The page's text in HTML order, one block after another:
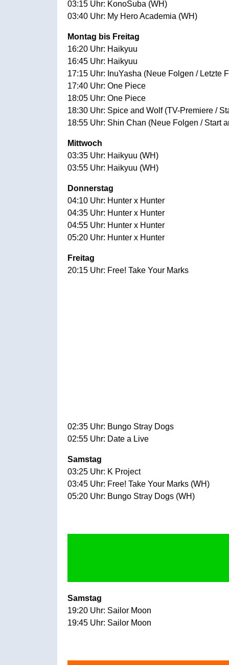
03:15 Uhr: KonoSuba (WH)
03:40 Uhr: My Hero Academia (WH)
Montag bis Freitag
16:20 Uhr: Haikyuu
16:45 Uhr: Haikyuu
17:15 Uhr: InuYasha (Neue Folgen / Letzte
17:40 Uhr: One Piece
18:05 Uhr: One Piece
18:30 Uhr: Spice and Wolf (TV-Premiere /
18:55 Uhr: Shin Chan (Neue Folgen / Start
Mittwoch
03:35 Uhr: Haikyuu (WH)
03:55 Uhr: Haikyuu (WH)
Donnerstag
04:10 Uhr: Hunter x Hunter
04:35 Uhr: Hunter x Hunter
04:55 Uhr: Hunter x Hunter
05:20 Uhr: Hunter x Hunter
Freitag
20:15 Uhr: Free! Take Your Marks
02:35 Uhr: Bungo Stray Dogs
02:55 Uhr: Date a Live
Samstag
03:25 Uhr: K Project
03:45 Uhr: Free! Take Your Marks (WH)
05:20 Uhr: Bungo Stray Dogs (WH)
Samstag
19:20 Uhr: Sailor Moon
19:45 Uhr: Sailor Moon